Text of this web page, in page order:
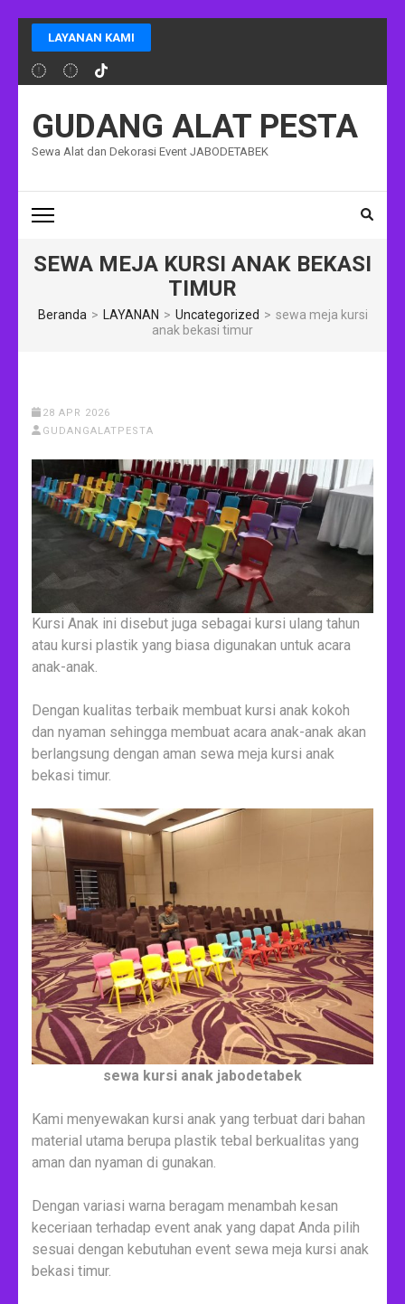
Lompat
ke
konten
Enter)
LAYANAN KAMI
GUDANG ALAT PESTA
Sewa Alat dan Dekorasi Event JABODETABEK
SEWA MEJA KURSI ANAK BEKASI
TIMUR
Beranda > LAYANAN > Uncategorized > sewa meja kursi
anak bekasi timur
28 APR 2026
GUDANGALATPESTA
Kursi Anak ini disebut juga sebagai kursi ulang tahun
atau kursi plastik yang biasa digunakan untuk acara
anak-anak.
Dengan kualitas terbaik membuat kursi anak kokoh
dan nyaman sehingga membuat acara anak-anak akan
berlangsung dengan aman sewa meja kursi anak
bekasi timur.
sewa kursi anak jabodetabek
Kami menyewakan kursi anak yang terbuat dari bahan
material utama berupa plastik tebal berkualitas yang
aman dan nyaman di gunakan.
Dengan variasi warna beragam menambah kesan
keceriaan terhadap event anak yang dapat Anda pilih
sesuai dengan kebutuhan event sewa meja kursi anak
bekasi timur.